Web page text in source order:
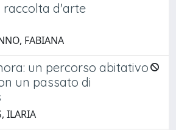
raccolta d'arte
FABIANA
un percorso abitativo
un passato di
ILARIA